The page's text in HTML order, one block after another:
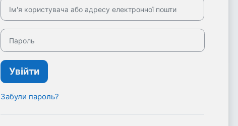
Ім'я користувача або адресу електронної пошти
Пароль
Увійти
Забули пароль?